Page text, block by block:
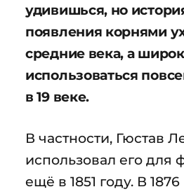
удивишься, но
появления корнями
средние века, а
использоваться
в 19 веке.
В частности, Гюстав
использовал его для
ещё в 1851 году. В